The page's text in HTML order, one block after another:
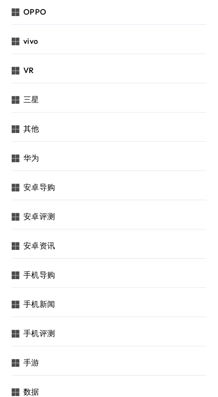
OPPO
vivo
VR
三星
其他
华为
安卓导购
安卓评测
安卓资讯
手机导购
手机新闻
手机评测
手游
数据